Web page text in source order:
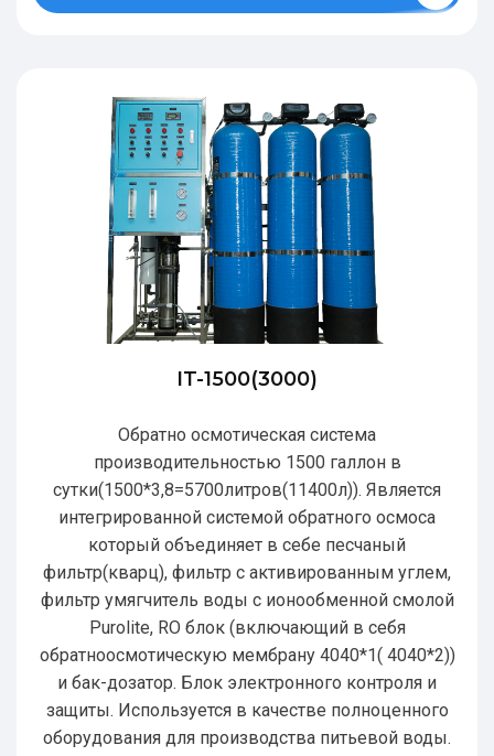
IT-1500(3000)
Обратно осмотическая система
производительностью 1500 галлон в
сутки(1500*3,8=5700литров(11400л)). Является
интегрированной системой обратного осмоса
который объединяет в себе песчаный
фильтр(кварц), фильтр с активированным углем,
фильтр умягчитель воды с ионообменной смолой
Purolite, RO блок (включающий в себя
обратноосмотическую мембрану 4040*1( 4040*2))
и бак-дозатор. Блок электронного контроля и
защиты. Используется в качестве полноценного
оборудования для производства питьевой воды.